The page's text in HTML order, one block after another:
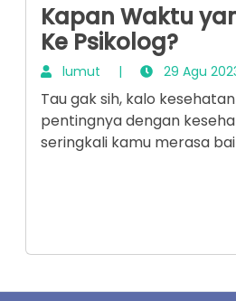
Kapan Waktu
Ke Psikolog?
lumut | 29 Agu
Tau gak sih, kalo
pentingnya dengan
seringkali kamu merasa
kamu sadari bisa saja
bantuan tenaga
tenaga profesional.